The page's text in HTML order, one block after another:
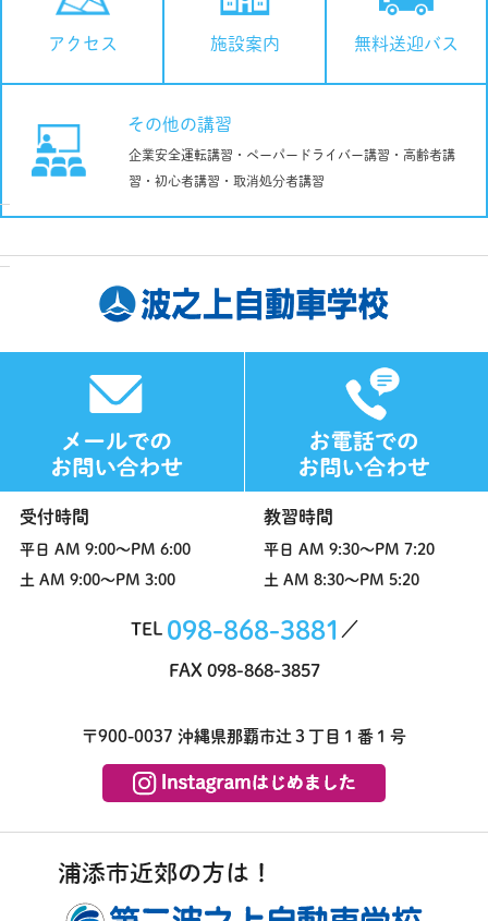
アクセス 施設案内 無料送迎バス
その他の講習
企業安全運転講習・ペーパードライバー講習・高齢者講
習・初心者講習・取消処分者講習
受付時間
平日 AM 9:00～PM 6:00
土 AM 9:00～PM 3:00
教習時間
平日 AM 9:30～PM 7:20
土 AM 8:30～PM 5:20
TEL 098-868-3881
FAX 098-868-3857
〒900-0037 沖縄県那覇市辻３丁目１番１号